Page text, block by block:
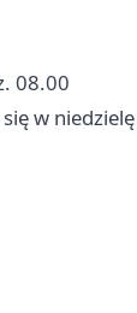
08.00
w niedzielę